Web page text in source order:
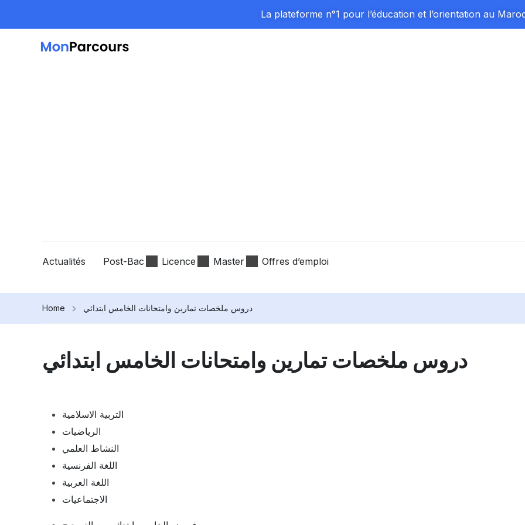
La plateforme n°1 pour l’éducation et l’orientation au
Actualités Post-Bac Licence Master Offres d’emploi
Home دروس ملخصات تمارين وامتحانات الخامس ابتدائي
دروس ملخصات تمارين وامتحانات الخامس ابتدائي
التربية الاسلامية
الرياضيات
النشاط العلمي
اللغة الفرنسية
اللغة العربية
الاجتماعيات